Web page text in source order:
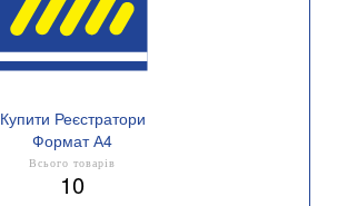
Купити Реєстратори
Формат А4
Всього товарів
10